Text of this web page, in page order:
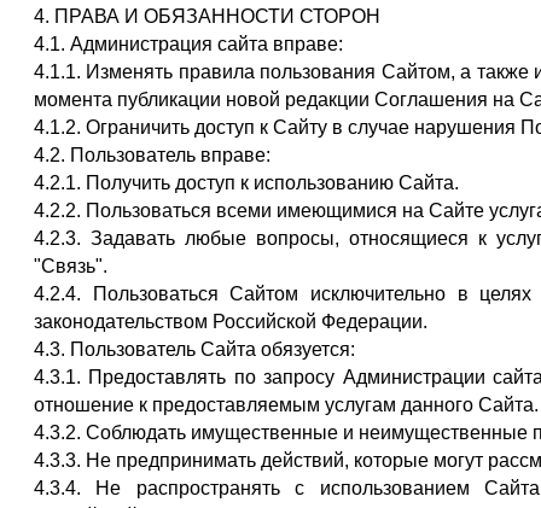
4. ПРАВА И ОБЯЗАННОСТИ СТОРОН
4.1. Администрация сайта вправе:
4.1.1. Изменять правила пользования Сайтом, а
момента публикации новой редакции Соглашения на
4.1.2. Ограничить доступ к Сайту в случае нарушения
4.2. Пользователь вправе:
4.2.1. Получить доступ к использованию Сайта.
4.2.2. Пользоваться всеми имеющимися на Сайте
4.2.3. Задавать любые вопросы, относящиеся к
"Связь".
4.2.4. Пользоваться Сайтом исключительно в
законодательством Российской Федерации.
4.3. Пользователь Сайта обязуется:
4.3.1. Предоставлять по запросу Администрации
отношение к предоставляемым услугам данного Сайта.
4.3.2. Соблюдать имущественные и неимущественные
4.3.3. Не предпринимать действий, которые могут
4.3.4. Не распространять с использованием